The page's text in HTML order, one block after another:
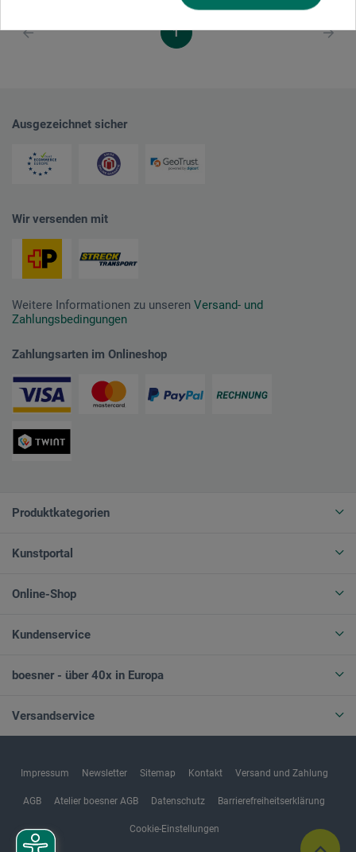
1
Ausgezeichnet sicher
Wir versenden mit
Weitere Informationen zu unseren Versand- und
Zahlungsbedingungen
Zahlungsarten im Onlineshop
Produktkategorien
Kunstportal
Online-Shop
Kundenservice
boesner - über 40x in Europa
Versandservice
Impressum Newsletter Sitemap Kontakt Versand und Zahlung
AGB Atelier boesner AGB Datenschutz Barrierefreiheitserklärung
Cookie-Einstellungen